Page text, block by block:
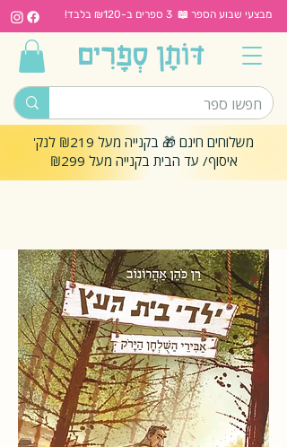
מבצעי שבוע הספר 📖 3 ספרים ב-₪120 בלבד!
משלוחים חינם 🎁 בקנייה מעל ₪219 לנק'
איסוף/ עד הבית בקנייה מעל ₪299